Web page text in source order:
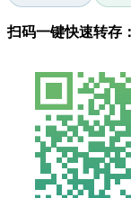
扫码一键快速转存：